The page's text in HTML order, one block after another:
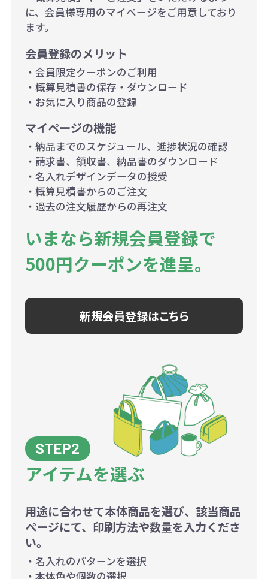
に、会員様専用のマイページをご用意しており
ます。
会員登録のメリット
・会員限定クーポンのご利用
・概算見積書の保存・ダウンロード
・お気に入り商品の登録
マイページの機能
・納品までのスケジュール、進捗状況の確認
・請求書、領収書、納品書のダウンロード
・名入れデザインデータの授受
・概算見積書からのご注文
・過去の注文履歴からの再注文
いまなら新規会員登録で
500円クーポンを進呈。
新規会員登録はこちら
アイテムを選ぶ
用途に合わせて本体商品を選び、該当商品
ページにて、印刷方法や数量を入力くださ
い。
・名入れのパターンを選択